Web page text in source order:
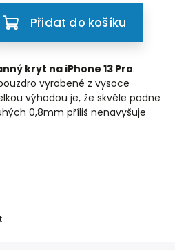
Přidat do košíku
kryt na iPhone 13 Pro.
vyrobené z vysoce
výhodou je, že skvěle padne
0,8mm příliš nenavyšuje